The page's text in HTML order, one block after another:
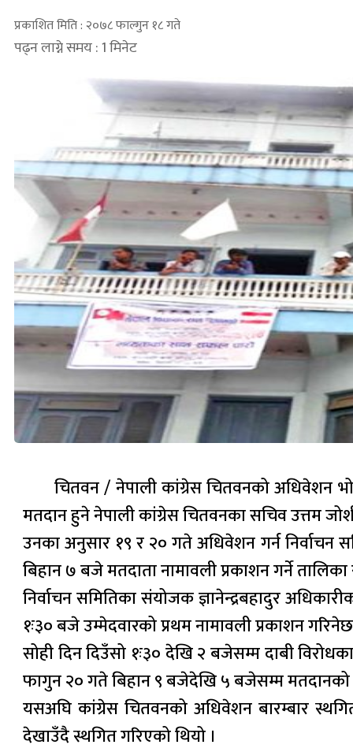
प्रकाशित मिति : २०७८ फाल्गुन १८ गते
पढ्न लाग्ने समय : 1 मिनेट
चितवन / नेपाली कांग्रेस चितवनको अधिवेशन
मतदान हुने नेपाली कांग्रेस चितवनका सचिव उत्तम
उनका अनुसार १९ र २० गते अधिवेशन गर्न
बिहान ७ बजे मतदाता नामावली प्रकाशन गर्ने
निर्वाचन समितिका संयोजक ज्ञानेन्द्रबहादुर
१ः३० बजे उम्मेदवारको प्रथम नामावली प्रकाशन
सोही दिन दिउँसो १ः३० देखि २ बजेसम्म दाबी
फागुन २० गते बिहान ९ बजेदेखि ५ बजेसम्म
यसअघि कांग्रेस चितवनको अधिवेशन बारम्बार
देखाउँदै स्थगित गरिएको थियो ।